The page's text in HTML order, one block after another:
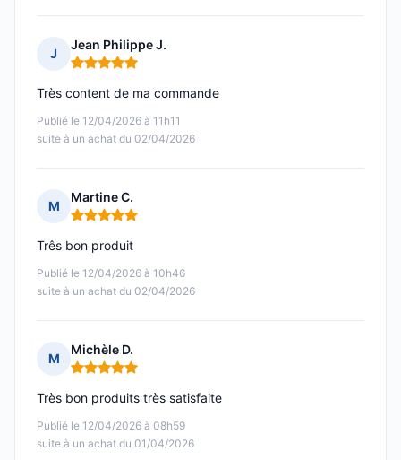
J
Jean Philippe J.
Note : 5 sur 5
Publié le 12/04/2026 à 11h11
suite à un achat du 02/04/2026
Très content de ma commande
M
Martine C.
Note : 5 sur 5
Publié le 12/04/2026 à 10h46
suite à un achat du 02/04/2026
Três bon produit
M
Michèle D.
Note : 5 sur 5
Publié le 12/04/2026 à 08h59
suite à un achat du 01/04/2026
Très bon produits très satisfaite